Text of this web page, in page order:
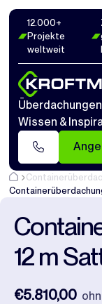
12.000+
Projekte
weltweit
Überdachungen
Wissen &
12 m
€5.810,00
Fotos